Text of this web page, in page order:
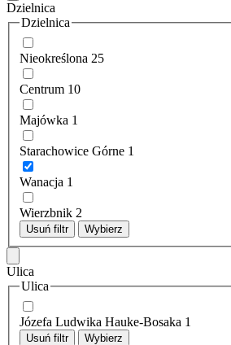
Dzielnica
Dzielnica
Nieokreślona 25
Centrum 10
Majówka 1
Starachowice Górne 1
Wanacja 1
Wierzbnik 2
Usuń filtr Wybierz
Ulica
Ulica
Józefa Ludwika Hauke-Bosaka 1
Usuń filtr Wybierz